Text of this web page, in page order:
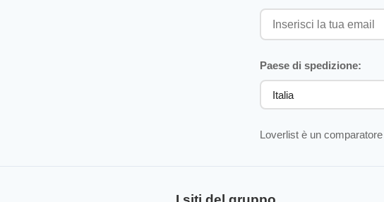
Paese di spedizione:
Loverlist è un